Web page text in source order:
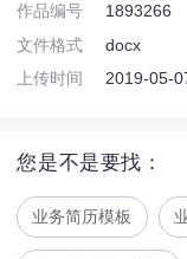
作品编号 1893266
文件格式
docx
上传时间
2019-05-
您是不是要找：
业务简历模板